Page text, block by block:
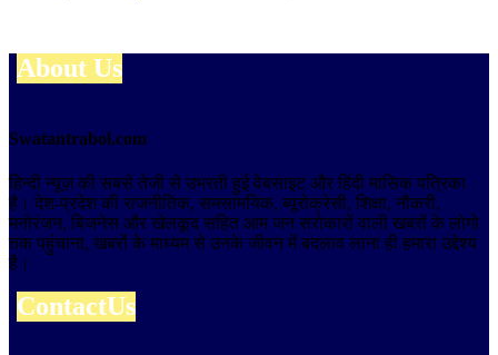
About Us
Swatantrabol.com
हिन्दी न्यूज़ की सबसे तेजी से उभरती हुई वेबसाइट और हिंदी मासिक पत्रिका
है। देश-प्रदेश की राजनीतिक, समसामयिक, ब्यूरोक्रेसी, शिक्षा, नौकरी,
मनोरंजन, बिजनेस और खेलकूद सहित आम जन सरोकारों वाली खबरों के लोगो
तक पहुंचाना, खबरों के माध्यम से उनके जीवन में बदलाव लाना ही हमारा उद्देश्य
है।
ContactUs